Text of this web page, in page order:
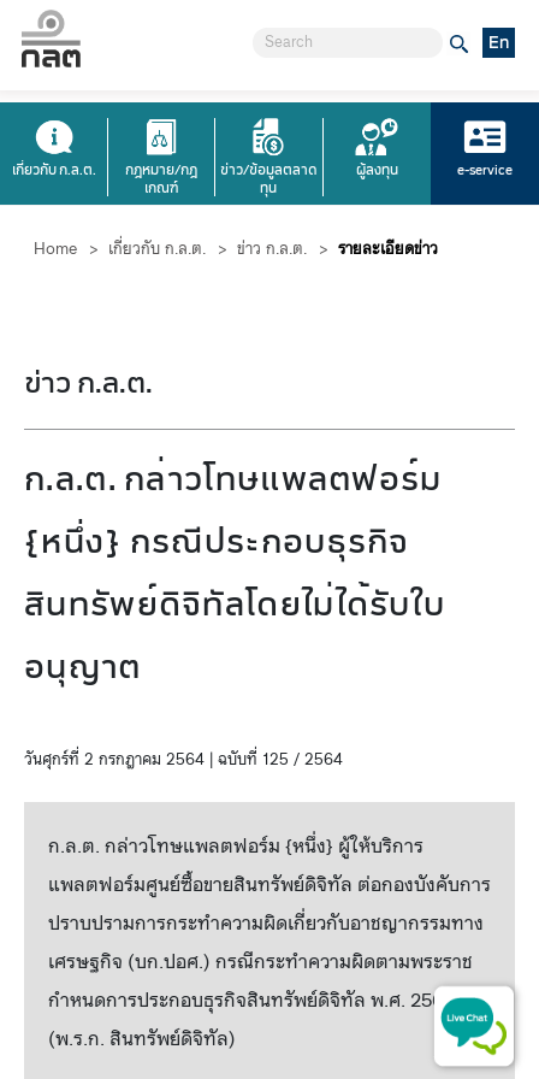
En
เกี่ยวกับ ก.ล.ต.
กฎหมาย/กฎ
เกณฑ์
ข่าว/ข้อมูลตลาด
ทุน
ผู้ลงทุน e-service
Home > เกี่ยวกับ ก.ล.ต. > ข่าว ก.ล.ต. > รายละเอียดข่าว
ข่าว ก.ล.ต.
ก.ล.ต. กล่าวโทษแพลตฟอร์ม
{หนึ่ง} กรณีประกอบธุรกิจ
สินทรัพย์ดิจิทัลโดยไม่ได้รับใบ
อนุญาต
วันศุกร์ที่ 2 กรกฎาคม 2564 | ฉบับที่ 125 / 2564
ก.ล.ต. กล่าวโทษแพลตฟอร์ม {หนึ่ง} ผู้ให้บริการ
แพลตฟอร์มศูนย์ซื้อขายสินทรัพย์ดิจิทัล ต่อกองบังคับการ
ปราบปรามการกระทำความผิดเกี่ยวกับอาชญากรรมทาง
เศรษฐกิจ (บก.ปอศ.) กรณีกระทำความผิดตามพระราช
กำหนดการประกอบธุรกิจสินทรัพย์ดิจิทัล พ.ศ. 2561
(พ.ร.ก. สินทรัพย์ดิจิทัล)